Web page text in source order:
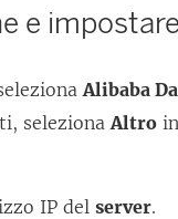
e
Alibaba
selezionaAltro
IP delserver.